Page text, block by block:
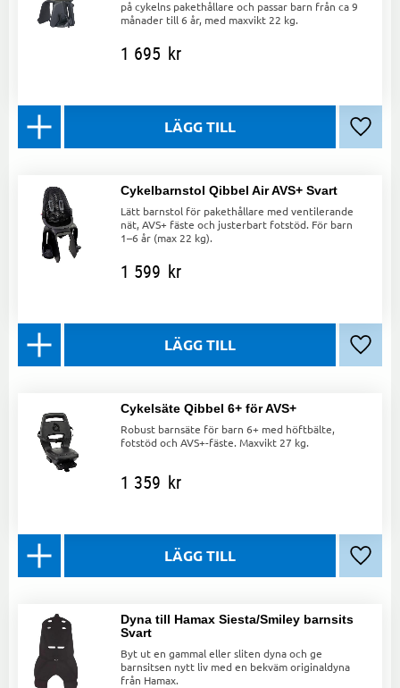
på cykelns pakethållare och passar barn från ca 9
månader till 6 år, med maxvikt 22 kg.
1 695 kr
Lägg
Cykelbarnstol Qibbel Air AVS+ Svart
Lätt barnstol för pakethållare med ventilerande
nät, AVS+ fäste och justerbart fotstöd. För barn
1–6 år (max 22 kg).
1 599 kr
Lägg
Cykelsäte Qibbel 6+ för AVS+
Robust barnsäte för barn 6+ med höftbälte,
fotstöd och AVS+-fäste. Maxvikt 27 kg.
1 359 kr
Lägg
Dyna till Hamax Siesta/Smiley barnsits
Svart
Byt ut en gammal eller sliten dyna och ge
barnsitsen nytt liv med en bekväm originaldyna
från Hamax.